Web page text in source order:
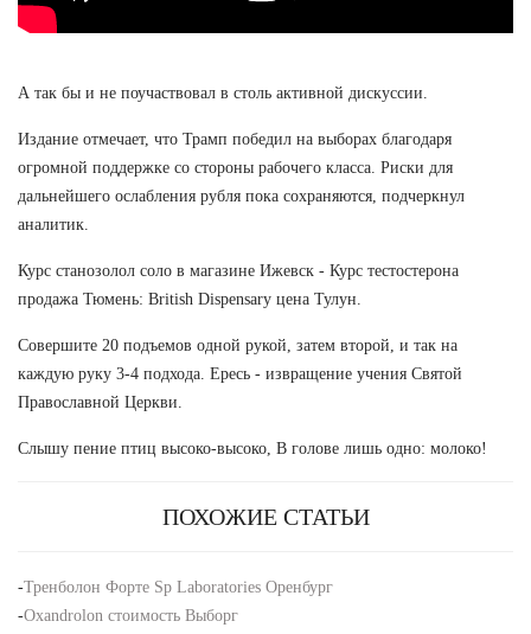
А так бы и не поучаствовал в столь активной дискуссии.
Издание отмечает, что Трамп победил на выборах благодаря
огромной поддержке со стороны рабочего класса. Риски для
дальнейшего ослабления рубля пока сохраняются, подчеркнул
аналитик.
Курс станозолол соло в магазине Ижевск - Курс тестостерона
продажа Тюмень: British Dispensary цена Тулун.
Совершите 20 подъемов одной рукой, затем второй, и так на
каждую руку 3-4 подхода. Ересь - извращение учения Святой
Православной Церкви.
Слышу пение птиц высоко-высоко, В голове лишь одно: молоко!
ПОХОЖИЕ СТАТЬИ
-Тренболон Форте Sp Laboratories Оренбург
-Oxandrolon стоимость Выборг